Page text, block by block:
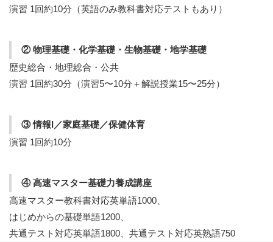
演習 1回約10分（英語のみ教科書対応テストもあり）
② 物理基礎・化学基礎・生物基礎・地学基礎
歴史総合・地理総合・公共
演習 1回約30分（演習5〜10分＋解説授業15〜25分）
③ 情報I／家庭基礎／保健体育
演習 1回約10分
④ 高速マスター基礎力養成講座
高速マスター教科書対応英単語1000、
はじめからの基礎単語1200、
共通テスト対応英単語1800、共通テスト対応英熟語750